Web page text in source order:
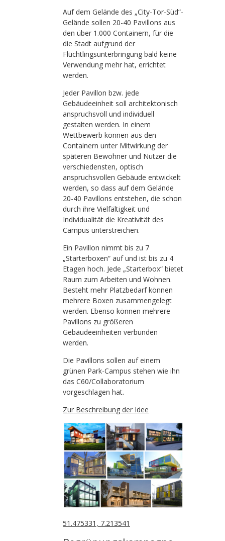
Auf dem Gelände des „City-Tor-Süd“-
Gelände sollen 20-40 Pavillons aus
den über 1.000 Containern, für die
die Stadt aufgrund der
Flüchtlingsunterbringung bald keine
Verwendung mehr hat, errichtet
werden.
Jeder Pavillon bzw. jede
Gebäudeeinheit soll architektonisch
anspruchsvoll und individuell
gestalten werden. In einem
Wettbewerb können aus den
Containern unter Mitwirkung der
späteren Bewohner und Nutzer die
verschiedensten, optisch
anspruchsvollen Gebäude entwickelt
werden, so dass auf dem Gelände
20-40 Pavillons entstehen, die schon
durch ihre Vielfältigkeit und
Individualität die Kreativität des
Campus unterstreichen.
Ein Pavillon nimmt bis zu 7
„Starterboxen“ auf und ist bis zu 4
Etagen hoch. Jede „Starterbox“ bietet
Raum zum Arbeiten und Wohnen.
Besteht mehr Platzbedarf können
mehrere Boxen zusammengelegt
werden. Ebenso können mehrere
Pavillons zu größeren
Gebäudeeinheiten verbunden
werden.
Die Pavillons sollen auf einem
grünen Park-Campus stehen wie ihn
das C60/Collaboratorium
vorgeschlagen hat.
Zur Beschreibung der Idee
51.475331, 7.213541